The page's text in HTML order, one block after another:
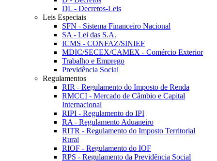
DL - Decretos-Leis
Leis Especiais
SFN - Sistema Financeiro Nacional
SA - Lei das S.A.
ICMS - CONFAZ/SINIEF
MDIC/SECEX/CAMEX - Comércio Exterior
Trabalho e Emprego
Previdência Social
Regulamentos
RIR - Regulamento do Imposto de Renda
RMCCI - Mercado de Câmbio e Capital
Internacional
RIPI - Regulamento do IPI
RA - Regulamento Aduaneiro
RITR - Regulamento do Imposto Territorial
Rural
RIOF - Regulamento do IOF
RPS - Regulamento da Previdência Social